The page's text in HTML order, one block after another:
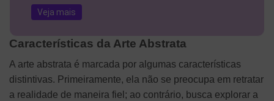
Veja mais
Características da Arte Abstrata
A arte abstrata é marcada por algumas características
distintivas. Primeiramente, ela não se preocupa em retratar
a realidade de maneira fiel; ao contrário, busca explorar a